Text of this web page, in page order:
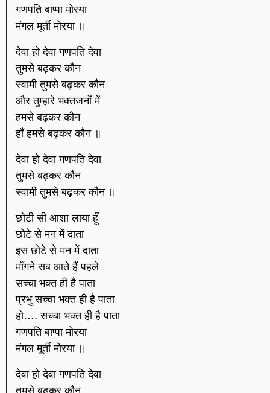
गणपति बाप्पा मोरया
मंगल मूर्ती मोरया ॥
देवा हो देवा गणपति देवा
तुमसे बढ़कर कौन
स्वामी तुमसे बढ़कर कौन
और तुम्हारे भक्तजनों में
हमसे बढ़कर कौन
हाँ हमसे बढ़कर कौन ॥
देवा हो देवा गणपति देवा
तुमसे बढ़कर कौन
स्वामी तुमसे बढ़कर कौन ॥
छोटी सी आशा लाया हूँ
छोटे से मन में दाता
इस छोटे से मन में दाता
माँगने सब आते हैं पहले
सच्चा भक्त ही है पाता
प्रभु सच्चा भक्त ही है पाता
हो…. सच्चा भक्त ही है पाता
गणपति बाप्पा मोरया
मंगल मूर्ती मोरया ॥
देवा हो देवा गणपति देवा